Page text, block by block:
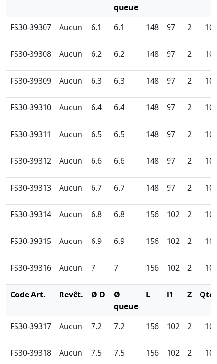
queue
FS30-39307 Aucun 6.1 6.1 148 97 2 10
FS30-39308 Aucun 6.2 6.2 148 97 2 10
FS30-39309 Aucun 6.3 6.3 148 97 2 10
FS30-39310 Aucun 6.4 6.4 148 97 2 10
FS30-39311 Aucun 6.5 6.5 148 97 2 10
FS30-39312 Aucun 6.6 6.6 148 97 2 10
FS30-39313 Aucun 6.7 6.7 148 97 2 10
FS30-39314 Aucun 6.8 6.8 156 102 2 10
FS30-39315 Aucun 6.9 6.9 156 102 2 10
FS30-39316 Aucun 7 7 156 102 2 10
Code Art. Revêt. Ø D
Ø
queue
L l1 Z Qté
FS30-39317 Aucun 7.2 7.2 156 102 2 10
FS30-39318 Aucun 7.5 7.5 156 102 2 10